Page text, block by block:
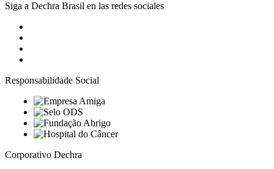
Siga a Dechra Brasil en las redes sociales
Responsabilidade Social
Corporativo Dechra